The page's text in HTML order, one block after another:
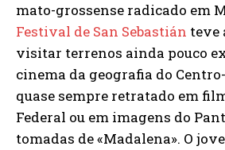
mato-grossense radicado em
Festival de San Sebastián teve
visitar terrenos ainda pouco
cinema da geografia do
quase sempre retratado em
Federal ou em imagens do
tomadas de «Madalena». O